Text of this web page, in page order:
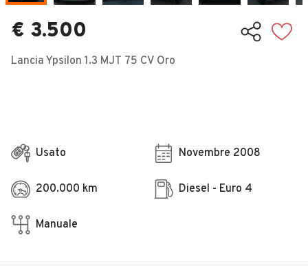
€ 3.500
Lancia Ypsilon 1.3 MJT 75 CV Oro
Usato Novembre 2008
200.000 km Diesel - Euro 4
Manuale